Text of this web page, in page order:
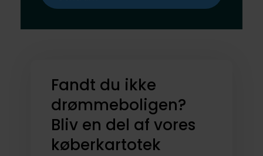
Fandt du ikke
drømmeboligen?
Bliv en del af vores
køberkartotek